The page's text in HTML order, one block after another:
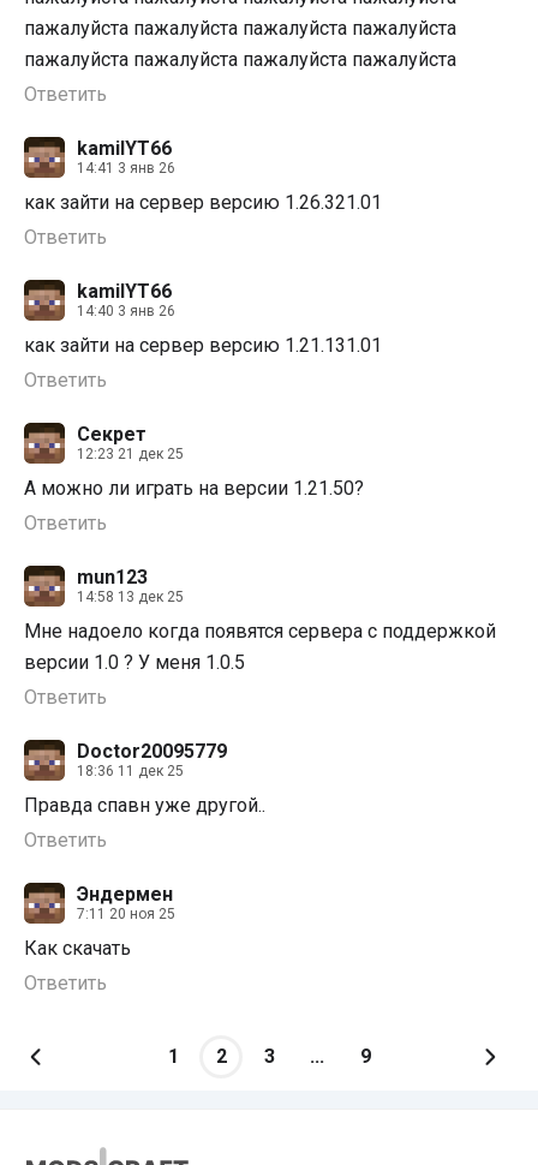
пажалуйста пажалуйста пажалуйста пажалуйста
пажалуйста пажалуйста пажалуйста пажалуйста
Ответить
kamilYT66
14:41 3 янв 26
как зайти на сервер версию 1.26.321.01
Ответить
kamilYT66
14:40 3 янв 26
как зайти на сервер версию 1.21.131.01
Ответить
Секрет
12:23 21 дек 25
А можно ли играть на версии 1.21.50?
Ответить
mun123
14:58 13 дек 25
Мне надоело когда появятся сервера с поддержкой
версии 1.0 ? У меня 1.0.5
Ответить
Doctor20095779
18:36 11 дек 25
Правда спавн уже другой..
Ответить
Эндермен
7:11 20 ноя 25
Как скачать
Ответить
1 2 3 ... 9